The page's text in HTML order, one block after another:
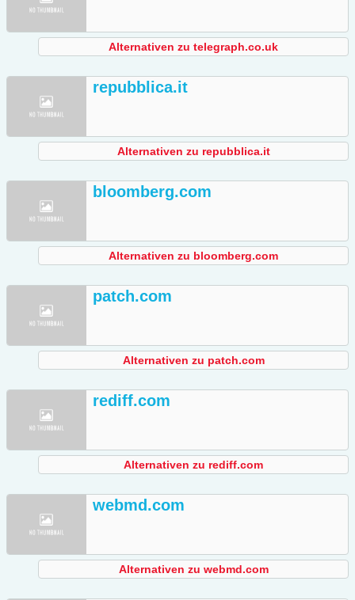
Alternativen zu telegraph.co.uk
repubblica.it
Alternativen zu repubblica.it
bloomberg.com
Alternativen zu bloomberg.com
patch.com
Alternativen zu patch.com
rediff.com
Alternativen zu rediff.com
webmd.com
Alternativen zu webmd.com